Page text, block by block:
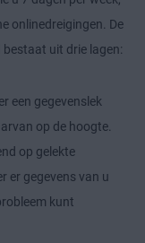
onlinedreigingen. De
uit drie lagen:
een gegevenslek
op de hoogte.
op gelekte
er gegevens van u
kunt